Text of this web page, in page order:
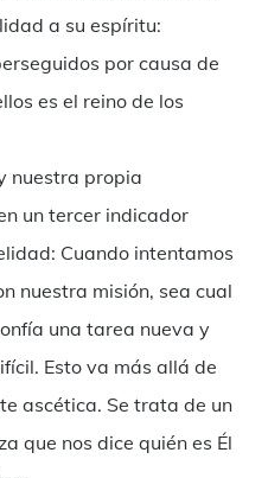
a su espíritu:
por causa de
es el reino de los
nuestra propia
un tercer indicador
Cuando intentamos
nuestra misión, sea cual
una tarea nueva y
Esto va más allá de
ascética. Se trata de un
que nos dice quién es Él